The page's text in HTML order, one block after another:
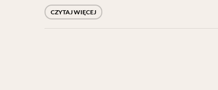
CZYTAJ WIĘCEJ